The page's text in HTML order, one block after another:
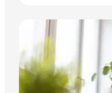
Vai all'articolo